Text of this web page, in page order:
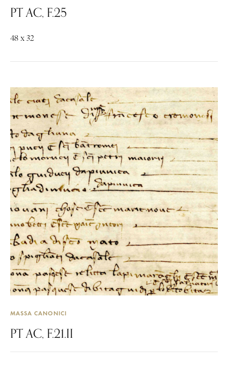
PT AC, F.25
48 x 32
MASSA CANONICI
PT AC, F.21.II